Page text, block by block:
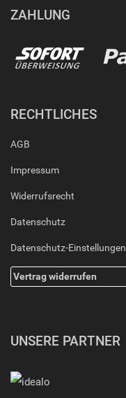
ZAHLUNG
RECHTLICHES
AGB
Impressum
Widerrufsrecht
Datenschutz
Datenschutz-Einstellungen
Vertrag widerrufen
UNSERE PARTNER